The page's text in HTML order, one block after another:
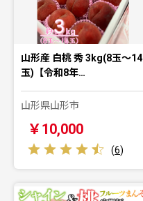
山形産 白桃 秀 3kg(8玉～14
玉)【令和8年…
山形県山形市
￥10,000
(6)